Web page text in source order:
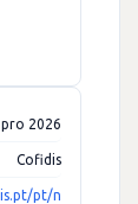
2026
Cofidis
pt/n